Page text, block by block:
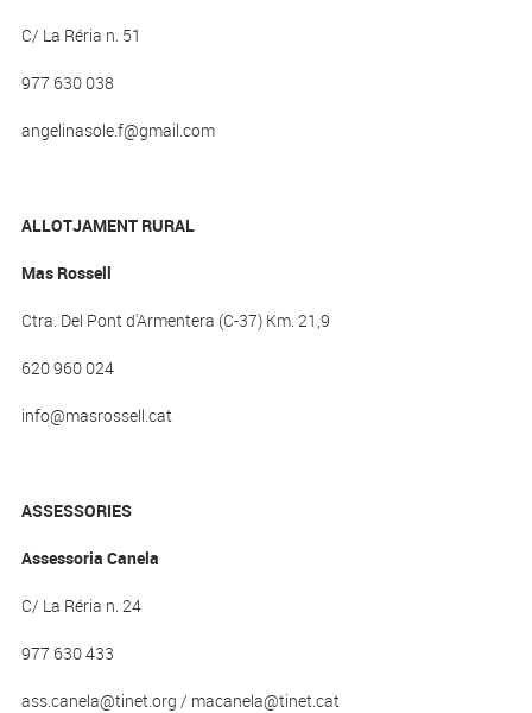
C/ La Réria n. 51
977 630 038
angelinasole.f@gmail.com
ALLOTJAMENT RURAL
Mas Rossell
Ctra. Del Pont d'Armentera (C-37) Km. 21,9
620 960 024
info@masrossell.cat
ASSESSORIES
Assessoria Canela
C/ La Réria n. 24
977 630 433
ass.canela@tinet.org / macanela@tinet.cat